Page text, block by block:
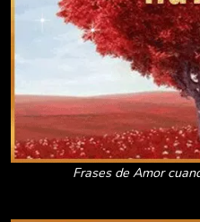
Frases de Amor